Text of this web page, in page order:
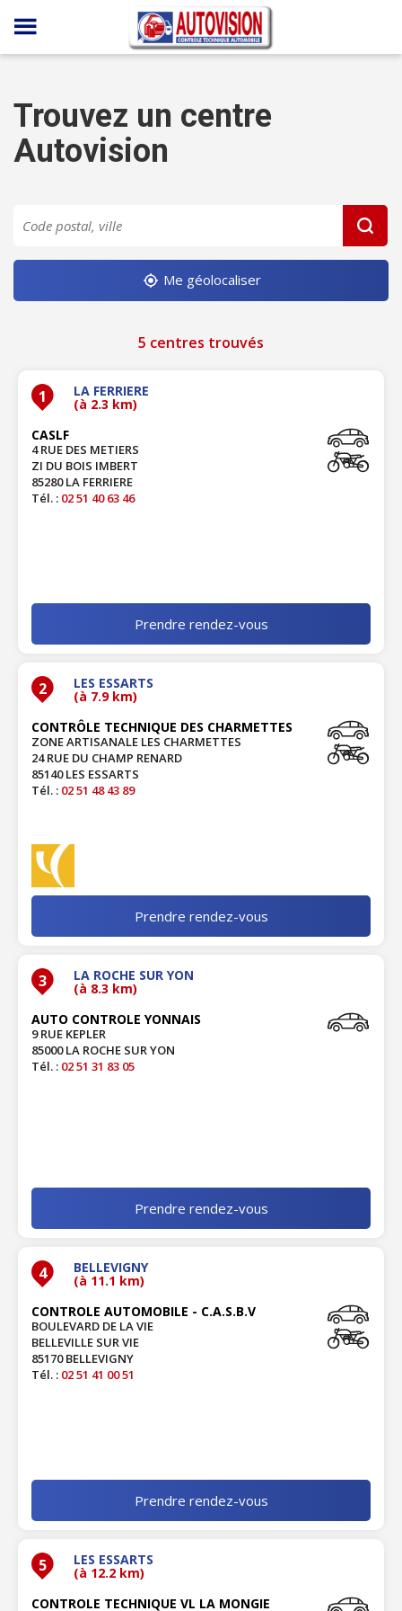
Panneau de gestion des cookies
Trouvez un centre
Autovision
Me géolocaliser
5 centres trouvés
1 LA FERRIERE
(à 2.3 km)
CASLF
4 RUE DES METIERS
ZI DU BOIS IMBERT
85280 LA FERRIERE
Tél. : 02 51 40 63 46
Prendre rendez-vous
2 LES ESSARTS
(à 7.9 km)
CONTRÔLE TECHNIQUE DES CHARMETTES
ZONE ARTISANALE LES CHARMETTES
24 RUE DU CHAMP RENARD
85140 LES ESSARTS
Tél. : 02 51 48 43 89
Prendre rendez-vous
3 LA ROCHE SUR YON
(à 8.3 km)
AUTO CONTROLE YONNAIS
9 RUE KEPLER
85000 LA ROCHE SUR YON
Tél. : 02 51 31 83 05
Prendre rendez-vous
4 BELLEVIGNY
(à 11.1 km)
CONTROLE AUTOMOBILE - C.A.S.B.V
BOULEVARD DE LA VIE
BELLEVILLE SUR VIE
85170 BELLEVIGNY
Tél. : 02 51 41 00 51
Prendre rendez-vous
5 LES ESSARTS
(à 12.2 km)
CONTROLE TECHNIQUE VL LA MONGIE